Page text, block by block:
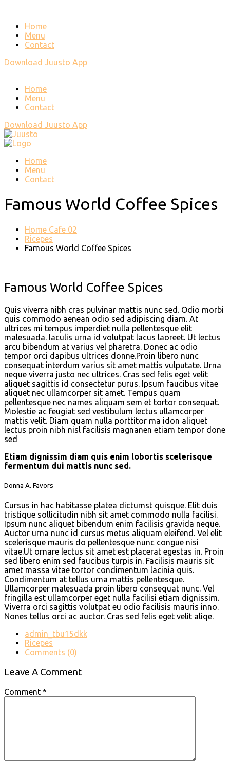
Home
Menu
Contact
Download Juusto App
Home
Menu
Contact
Download Juusto App
Home
Menu
Contact
Famous World Coffee Spices
Home Cafe 02
Ricepes
Famous World Coffee Spices
Famous World Coffee Spices
Quis viverra nibh cras pulvinar mattis nunc sed. Odio morbi
quis commodo aenean odio sed adipiscing diam. At
ultrices mi tempus imperdiet nulla pellentesque elit
malesuada. Iaculis urna id volutpat lacus laoreet. Ut lectus
arcu bibendum at varius vel pharetra. Donec ac odio
tempor orci dapibus ultrices donne.Proin libero nunc
consequat interdum varius sit amet mattis vulputate. Urna
neque viverra justo nec ultrices. Cras sed felis eget velit
aliquet sagittis id consectetur purus. Ipsum faucibus vitae
aliquet nec ullamcorper sit amet. Tempus quam
pellentesque nec names aliquam sem et tortor consequat.
Molestie ac feugiat sed vestibulum lectus ullamcorper
mattis velit. Diam quam nulla porttitor ma idon aliquet
lectus proin nibh nisl facilisis magnanen etiam tempor done
sed
Etiam dignissim diam quis enim lobortis scelerisque
fermentum dui mattis nunc sed.
Donna A. Favors
Cursus in hac habitasse platea dictumst quisque. Elit duis
tristique sollicitudin nibh sit amet commodo nulla facilisi.
Ipsum nunc aliquet bibendum enim facilisis gravida neque.
Auctor urna nunc id cursus metus aliquam eleifend. Vel elit
scelerisque mauris do pellentesque nunc congue nisi
vitae.Ut ornare lectus sit amet est placerat egestas in. Proin
sed libero enim sed faucibus turpis in. Facilisis mauris sit
amet massa vitae tortor condimentum lacinia quis.
Condimentum at tellus urna mattis pellentesque.
Ullamcorper malesuada proin libero consequat nunc. Vel
fringilla est ullamcorper eget nulla facilisi etiam dignissim.
Viverra orci sagittis volutpat eu odio facilisis mauris inno.
Nones tellus orci ac auctor. Cras sed felis eget velit aliqe.
admin_tbu15dkk
Ricepes
Comments (0)
Leave A Comment
Comment *